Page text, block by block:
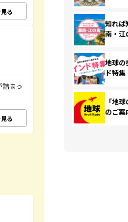
る
まっ
る
知れば
南・江
地球の
ド特集
「地
のご案